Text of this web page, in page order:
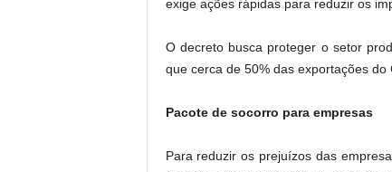
exige ações rápidas para reduzir os
O decreto busca proteger o setor
que cerca de 50% das exportações
Pacote de socorro para empresas
Para reduzir os prejuízos das